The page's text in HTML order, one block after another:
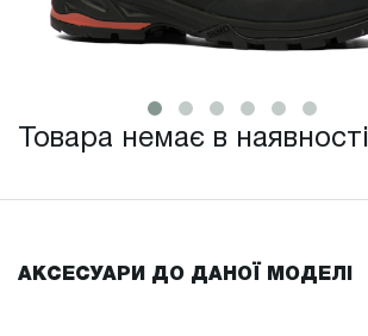
Товара немає в наявності
АКСЕСУАРИ ДО ДАНОЇ МОДЕЛІ